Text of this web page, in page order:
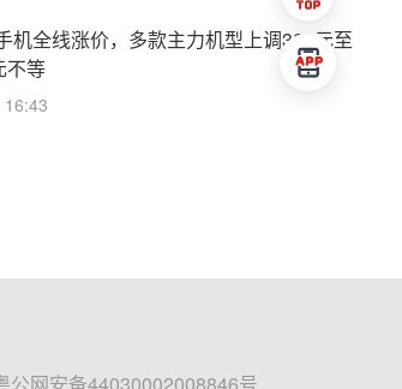
机全线涨价，多款主力机型上调300元至
不等